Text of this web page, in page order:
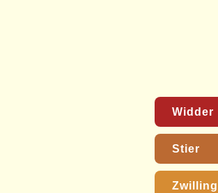
Widder
Stier
Zwilling